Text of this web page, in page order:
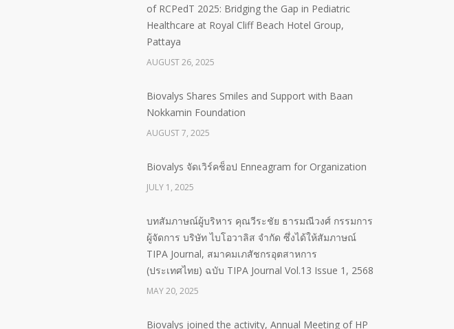
of RCPedT 2025: Bridging the Gap in Pediatric
Healthcare at Royal Cliff Beach Hotel Group,
Pattaya
AUGUST 26, 2025
Biovalys Shares Smiles and Support with Baan
Nokkamin Foundation
AUGUST 7, 2025
Biovalys จัดเวิร์คช็อป Enneagram for Organization
JULY 1, 2025
บทสัมภาษณ์ผู้บริหาร คุณวีระชัย ธารมณีวงศ์ กรรมการ
ผู้จัดการ บริษัท ไบโอวาลิส จำกัด ซึ่งได้ให้สัมภาษณ์
TIPA Journal, สมาคมเภสัชกรอุตสาหการ
(ประเทศไทย) ฉบับ TIPA Journal Vol.13 Issue 1, 2568
MAY 20, 2025
Biovalys joined the activity, Annual Meeting of HP